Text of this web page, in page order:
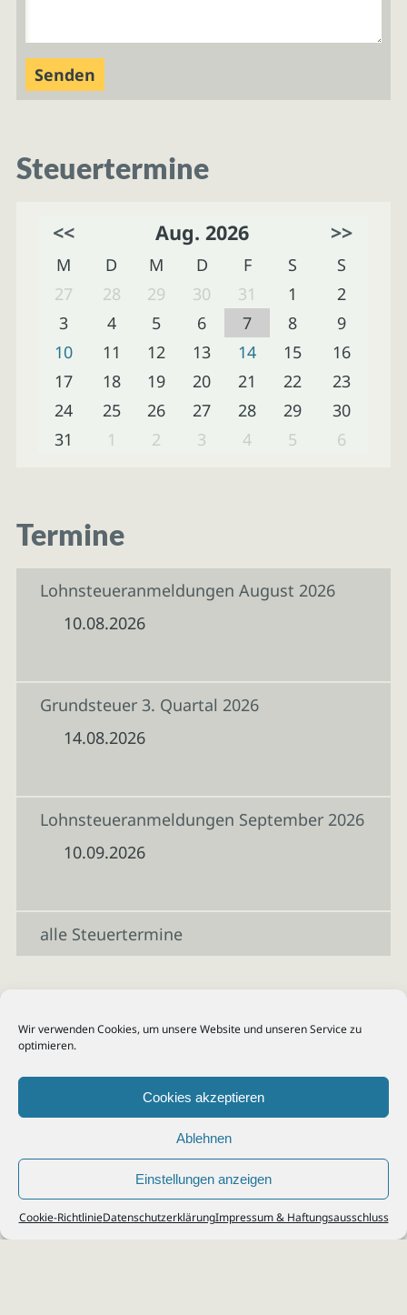
Wir verwenden Cookies, um unsere Website und unseren Service zu
optimieren.
Cookies akzeptieren
Ablehnen
Einstellungen anzeigen
Cookie-RichtlinieDatenschutzerklärungImpressum & Haftungsausschluss
Steuertermine
<< Aug. 2026 >>
M D M D F S
S
27
28 29 30 31 1
2
3
4 5 6 7 8
9
10
11 12 13 14 15
16
17
18 19 20 21 22
23
24
25 26 27 28 29
30
31
1 2 3 4 5 6
Termine
Lohnsteueranmeldungen August 2026
10.08.2026
Grundsteuer 3. Quartal 2026
14.08.2026
Lohnsteueranmeldungen September 2026
10.09.2026
alle Steuertermine
© 2026Steuerberater Kempf, Köln - Steuerberatung Poll, Porz, Deutz, Mülheim,